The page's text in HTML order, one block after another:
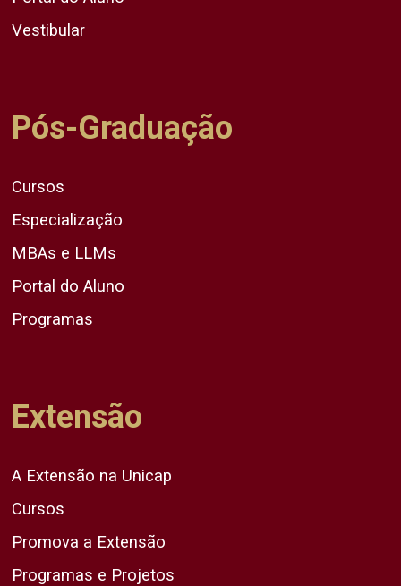
Vestibular
Pós-Graduação
Cursos
Especialização
MBAs e LLMs
Portal do Aluno
Programas
Extensão
A Extensão na Unicap
Cursos
Promova a Extensão
Programas e Projetos